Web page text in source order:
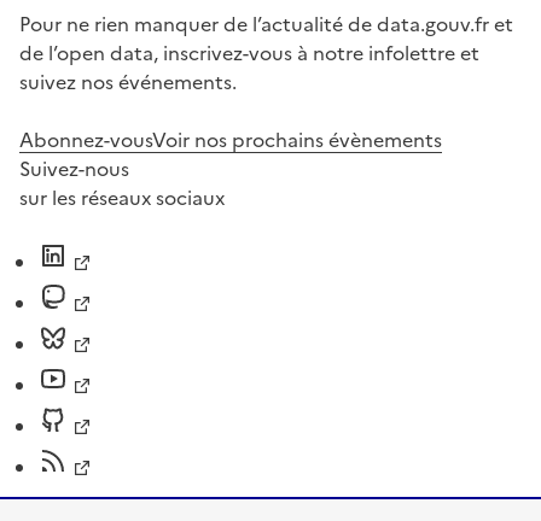
Pour ne rien manquer de l’actualité de data.gouv.fr et
de l’open data, inscrivez-vous à notre infolettre et
suivez nos événements.
Abonnez-vousVoir nos prochains évènements
Suivez-nous
sur les réseaux sociaux